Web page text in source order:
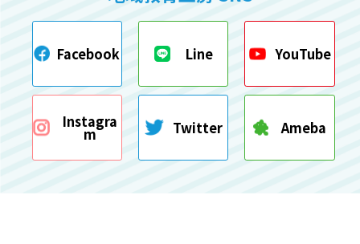
Facebook Line YouTube
Instagra
m Twitter Ameba